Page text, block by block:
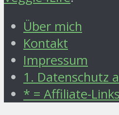
Über mich
Kontakt
Impressum
1. Datenschutz
* = Affiliate-Links